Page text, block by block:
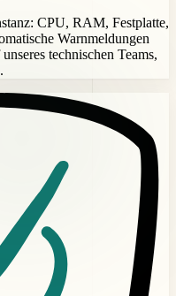
CPU, RAM, Festplatte,
Warnmeldungen
technischen Teams,